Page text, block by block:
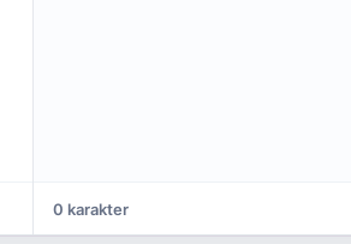
0 karakter